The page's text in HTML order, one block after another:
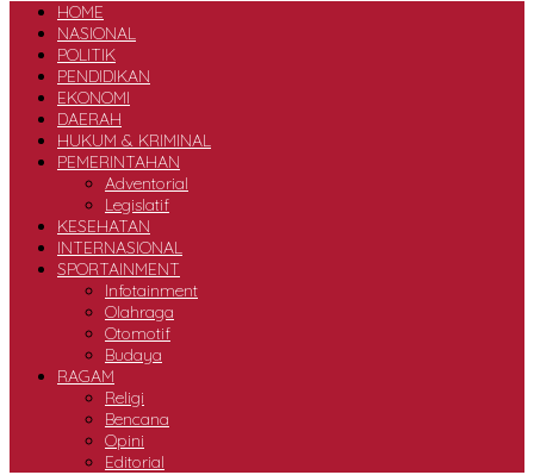
HOME
NASIONAL
POLITIK
PENDIDIKAN
EKONOMI
DAERAH
HUKUM & KRIMINAL
PEMERINTAHAN
Adventorial
Legislatif
KESEHATAN
INTERNASIONAL
SPORTAINMENT
Infotainment
Olahraga
Otomotif
Budaya
RAGAM
Religi
Bencana
Opini
Editorial